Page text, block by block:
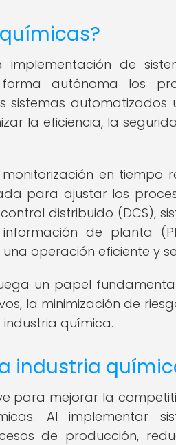
de
autónoma los
sistemas automatizados
la eficiencia, la
en tiempo
para ajustar los
distribuido (DCS),
de planta
operación eficiente y
un papel
la minimización de
química.
industria
para mejorar la
Al implementar
de producción,